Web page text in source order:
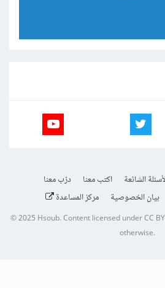
الشائعة اكتب معنا
درّب معنا
بيان الخصوصية مركز المساعدة
© 2025 Hsoub.Content licensed underCC
otherwise.